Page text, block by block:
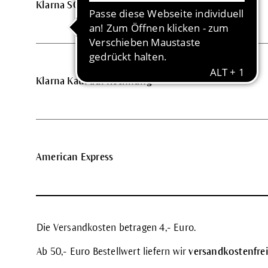
Klarna SOFORT Überweisung
Klarna Kauf auf Rechnung
American Express
Die Versandkosten betragen 4,- Euro.
Ab 50,- Euro Bestellwert liefern wir